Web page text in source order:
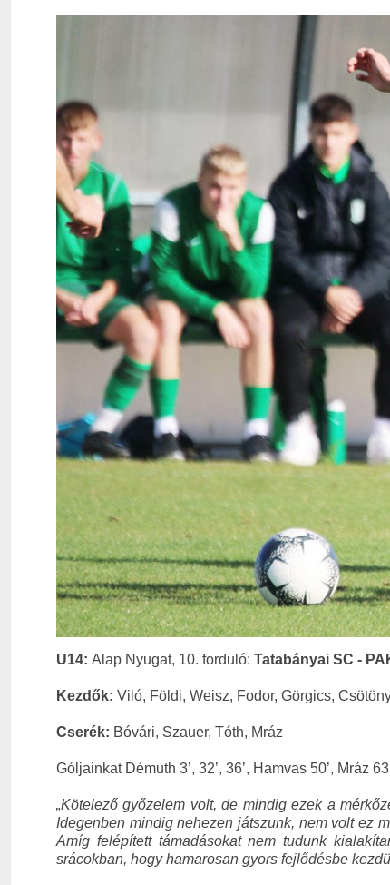
U14: Alap Nyugat, 10. forduló: Tatabányai SC -
Kezdők: Viló, Földi, Weisz, Fodor, Görgics,
Cserék: Bóvári, Szauer, Tóth, Mráz
Góljainkat Démuth 3’, 32’, 36’, Hamvas 50’, Mráz
„Kötelező győzelem volt, de mindig ezek a
Idegenben mindig nehezen játszunk, nem volt ez
Amíg felépített támadásokat nem tudunk
srácokban, hogy hamarosan gyors fejlődésbe